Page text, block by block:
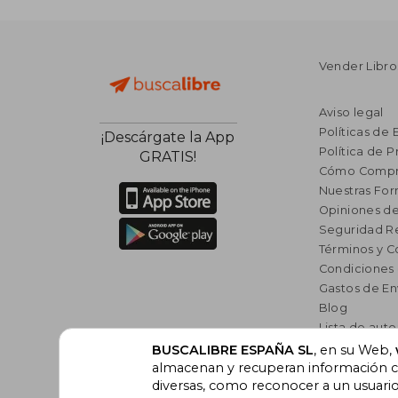
¡Descárgate la App
GRATIS!
Vender
Aviso legal
Políticas de
Política de
Cómo
Nuestras
Opiniones
Seguridad
Términos y
Condiciones
Gastos de
Blog
Lista de
Incentivo a
Libros
BUSCALIBRE ESPAÑA SL, en su Web,
almacenan y recuperan información
diversas, como reconocer a un